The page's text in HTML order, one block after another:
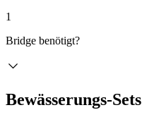
1
Bridge benötigt?
Bewässerungs-Sets